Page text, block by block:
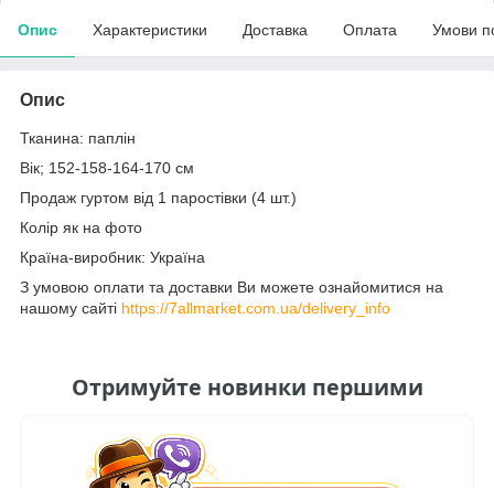
Опис Характеристики Доставка Оплата Умови
Опис
Тканина: паплін
Вік; 152-158-164-170 см
Продаж гуртом від 1 паростівки (4 шт.)
Колір як на фото
Країна-виробник: Україна
З умовою оплати та доставки Ви можете ознайомитися на
нашому сайті https://7allmarket.com.ua/delivery_info
Отримуйте новинки першими